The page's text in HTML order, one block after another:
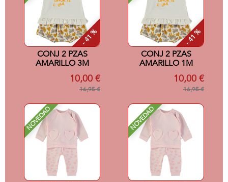
- 41 %
CONJ 2 PZAS
AMARILLO 3M
10,00 €
16,95 €
- 41 %
CONJ 2 PZAS
AMARILLO 1M
10,00 €
16,95 €
NOVEDAD NOVEDAD